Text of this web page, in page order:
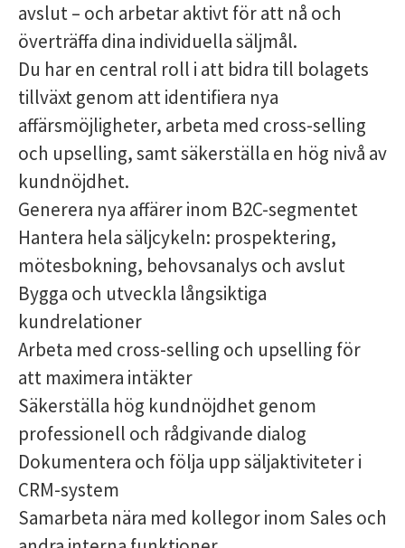
avslut – och arbetar aktivt för att nå och
överträffa dina individuella säljmål.
Du har en central roll i att bidra till bolagets
tillväxt genom att identifiera nya
affärsmöjligheter, arbeta med cross-selling
och upselling, samt säkerställa en hög nivå av
kundnöjdhet.
Generera nya affärer inom B2C-segmentet
Hantera hela säljcykeln: prospektering,
mötesbokning, behovsanalys och avslut
Bygga och utveckla långsiktiga
kundrelationer
Arbeta med cross-selling och upselling för
att maximera intäkter
Säkerställa hög kundnöjdhet genom
professionell och rådgivande dialog
Dokumentera och följa upp säljaktiviteter i
CRM-system
Samarbeta nära med kollegor inom Sales och